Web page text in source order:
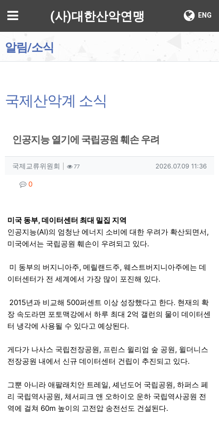
메뉴 ENG
(사)대한산악연맹
알림/소식
국제산악계 소식
인공지능 열기에 국립공원 훼손 우려
작성자 정보
국제교류위원회 작성77조회 작성일
2026.07.09 11:36
컨텐츠 정보
0
미국 동부, 데이터센터 최대 밀집 지역
인공지능(AI)의 엄청난 에너지 소비에 대한 우려가 확산되면서,
미국에서는 국립공원 훼손이 우려되고 있다.
미 동부의 버지니아주, 메릴랜드주, 웨스트버지니아주에는 데
이터센터가 전 세계에서 가장 많이 포진해 있다.
2015년과 비교해 500퍼센트 이상 성장했다고 한다. 현재의 확
장 속도라면 포토맥강에서 하루 최대 2억 갤런의 물이 데이터센
터 냉각에 사용될 수 있다고 예상된다.
게다가 나사스 국립전장공원, 프린스 윌리엄 숲 공원, 윌더니스
전장공원 내에서 신규 데이터센터 건립이 추진되고 있다.
그뿐 아니라 애팔래치안 트레일, 셰넌도어 국립공원, 하퍼스 페
리 국립역사공원, 체서피크 앤 오하이오 운하 국립역사공원 전
역에 걸쳐 60m 높이의 고전압 송전선도 건설된다.